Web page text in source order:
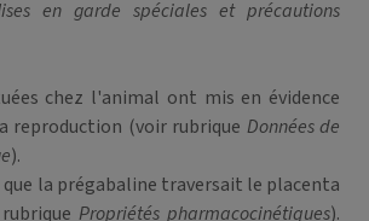
la prégabaline ont été les
la somnolence.
en garde spéciales et précautions
chez l'animal ont mis en évidence
reproduction (voir rubrique Données de
).
la prégabaline traversait le placenta
Propriétés pharmacocinétiques).